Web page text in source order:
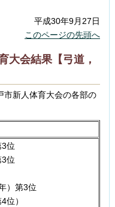
平成30年9月27日
このページの先頭へ
大会結果【弓道，
市新人体育大会の各部の
3位
3位
）第3位
位）